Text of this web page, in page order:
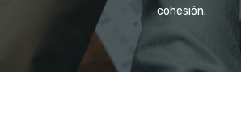
cohesión.